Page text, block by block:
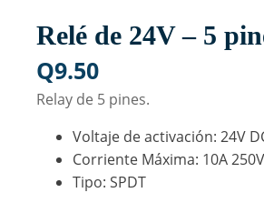
Relé de 24V – 5
Q9.50
Relay de 5 pines.
Voltaje de activación: 24V
Corriente Máxima: 10A
Tipo: SPDT